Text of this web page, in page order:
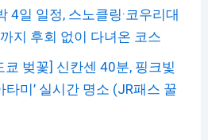
4일 일정, 스노클링·코우리대
지 후회 없이 다녀온 코스
쿄 벚꽃] 신칸센 40분, 핑크빛
타미’ 실시간 명소 (JR패스 꿀